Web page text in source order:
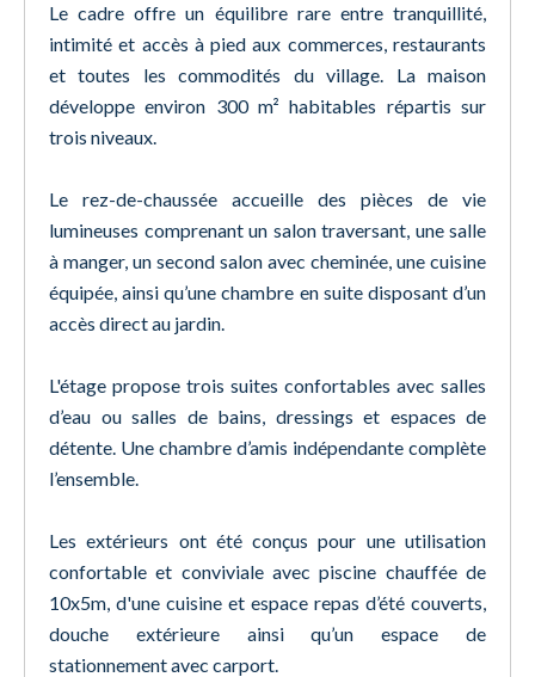
Le cadre offre un équilibre rare entre tranquillité,
intimité et accès à pied aux commerces, restaurants
et toutes les commodités du village. La maison
développe environ 300 m² habitables répartis sur
trois niveaux.
Le rez-de-chaussée accueille des pièces de vie
lumineuses comprenant un salon traversant, une salle
à manger, un second salon avec cheminée, une cuisine
équipée, ainsi qu’une chambre en suite disposant d’un
accès direct au jardin.
L'étage propose trois suites confortables avec salles
d’eau ou salles de bains, dressings et espaces de
détente. Une chambre d’amis indépendante complète
l’ensemble.
Les extérieurs ont été conçus pour une utilisation
confortable et conviviale avec piscine chauffée de
10x5m, d'une cuisine et espace repas d’été couverts,
douche extérieure ainsi qu’un espace de
stationnement avec carport.